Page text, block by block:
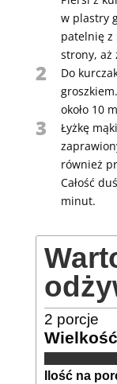
w plastry
patelnię z
strony, aż
2
Do
około 10
3
Łyżkę
również
Całość
minut.
2 porcje
Ilość na